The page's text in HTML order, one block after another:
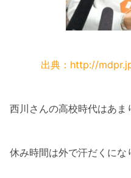
出典：http://
西川さんの高校時代はあま
休み時間は外で汗だくにな